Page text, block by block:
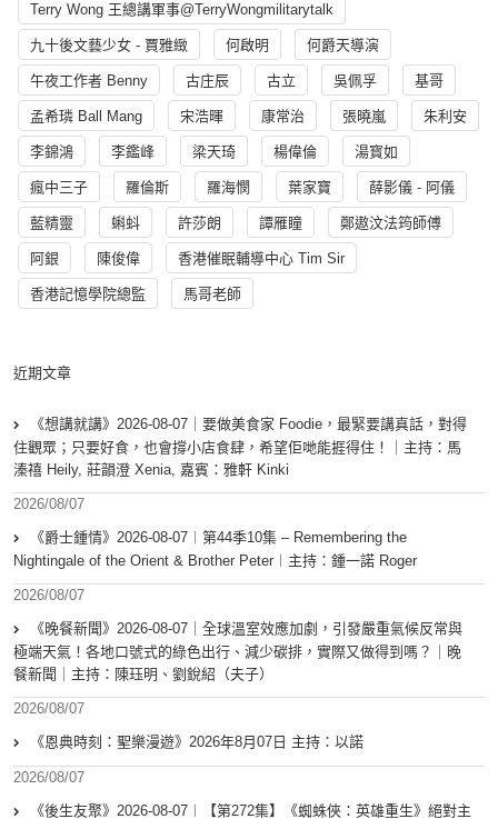
Terry Wong 王總講軍事@TerryWongmilitarytalk
九十後文藝少女 - 賈雅緻 何啟明 何爵天導演
午夜工作者 Benny 古庄辰 古立 吳佩孚 基哥
孟希璘 Ball Mang 宋浩暉 康常治 張曉嵐 朱利安
李錦鴻 李鑑峰 梁天琦 楊偉倫 湯寳如
瘋中三子 羅倫斯 羅海憫 葉家寶 薛影儀 - 阿儀
藍精靈 蝌蚪 許莎朗 譚雁瞳 鄭遨汶法筠師傅
阿銀 陳俊偉 香港催眠輔導中心 Tim Sir
香港記憶學院總監 馬哥老師
近期文章
《想講就講》2026-08-07｜要做美食家 Foodie，最緊要講真話，對得
住觀眾；只要好食，也會撐小店食肆，希望佢哋能捱得住！｜主持：馬
溱禧 Heily, 莊韻澄 Xenia, 嘉賓：雅軒 Kinki
2026/08/07
《爵士鍾情》2026-08-07︱第44季10集 – Remembering the
Nightingale of the Orient & Brother Peter︱主持：鍾一諾 Roger
2026/08/07
《晚餐新聞》2026-08-07｜全球溫室效應加劇，引發嚴重氣候反常與
極端天氣！各地口號式的綠色出行、減少碳排，實際又做得到嗎？｜晚
餐新聞｜主持：陳珏明、劉銳紹（夫子）
2026/08/07
《恩典時刻：聖樂漫遊》2026年8月07日 主持：以諾
2026/08/07
《後生友聚》2026-08-07︱【第272集】《蜘蛛俠：英雄重生》絕對主